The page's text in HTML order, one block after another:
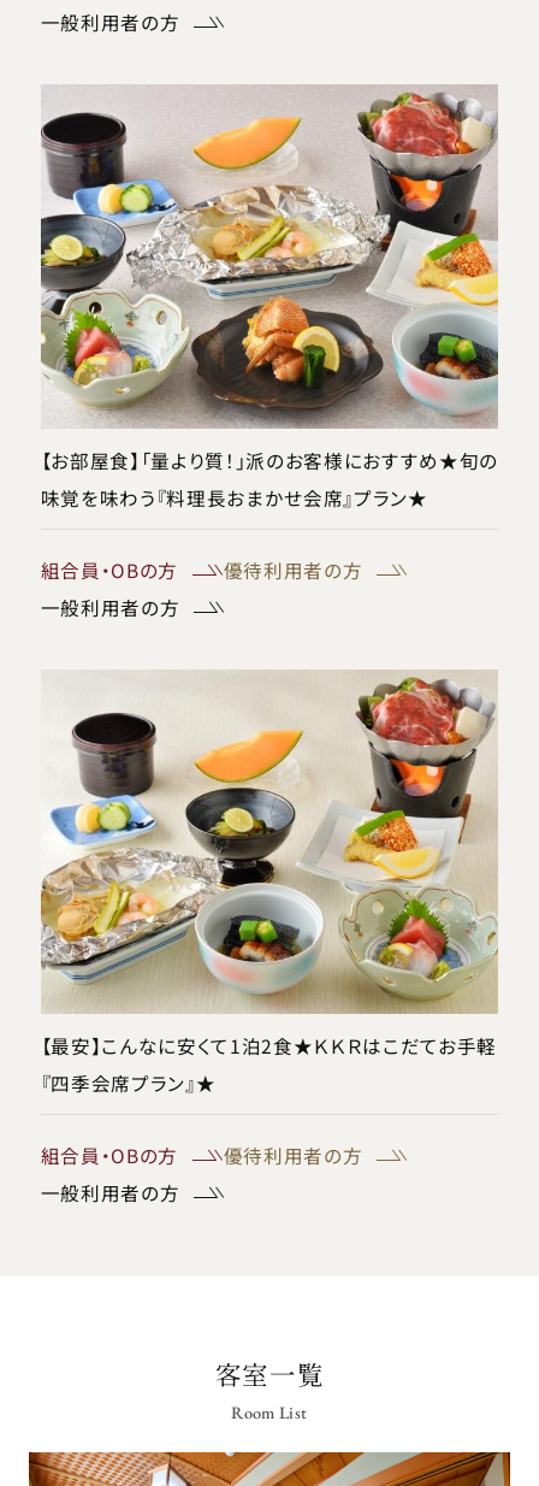
一般利用者の方
【お部屋食】「量より質！」派のお客様におすすめ★旬の
味覚を味わう『料理長おまかせ会席』プラン★
組合員・OBの方
優待利用者の方
一般利用者の方
【最安】こんなに安くて1泊2食★ＫＫＲはこだてお手軽
『四季会席プラン』★
組合員・OBの方
優待利用者の方
一般利用者の方
客室一覧
Room List